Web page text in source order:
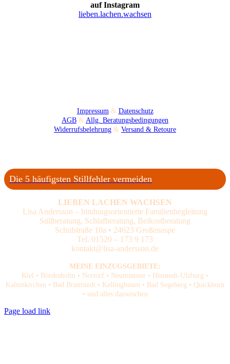
auf Instagram
lieben.lachen.wachsen
Impressum & Datenschutz
AGB & Allg. Beratungsbedingungen
Widerrufsbelehrung & Versand & Retoure
Die 5 häufigsten Stillfehler vermeiden
LIEBEN LACHEN WACHSEN
Lisa Andersson – bindungsorientierte Familienbegleitung
Stillberatung, Schlafberatung, Beikostberatung
Schulstraße 10a • 24623 Großenaspe
Tel. 01520 – 173 9 173
kontakt@lisa-andersson.de
MEINE EINZUGSGEBIETE:
Kiel • Bordesholm • Nortorf • Neumünster • Henstedt-Ulzburg •
Kaltenkirchen • Bad Bramstedt • Kellinghusen • Bad Segeberg • Quickborn
• und alles dazwischen
Page load link